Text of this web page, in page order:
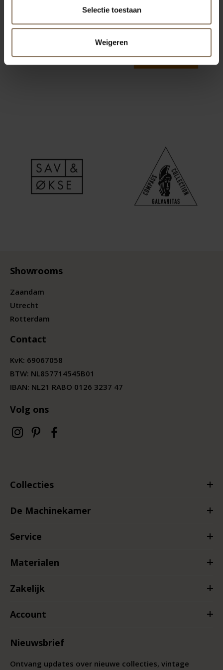
Selectie toestaan
Weigeren
Showrooms
Zaandam
Utrecht
Rotterdam
Contact
KvK: 69067058
BTW: NL857714545B01
IBAN: NL21 RABO 0126 3237 47
Volg ons
Collecties
De Machinekamer
Service
Materialen
Zakelijk
Account
Nieuwsbrief
Ontvang updates over nieuwe collecties, vintage